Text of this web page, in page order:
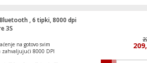
otvaranja vrata za
prostoru
, 6 tipki, 8000 dpi
3S
na gotovo svim
zahvaljujući 8000 DPI